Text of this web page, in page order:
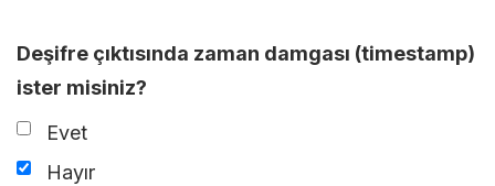
Deşifre çıktısında zaman damgası (timestamp)
ister misiniz?
Evet
Hayır